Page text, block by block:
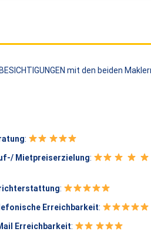
mit den beiden
:
Mietpreiserzielung:
:
Erreichbarkeit:
Erreichbarkeit: